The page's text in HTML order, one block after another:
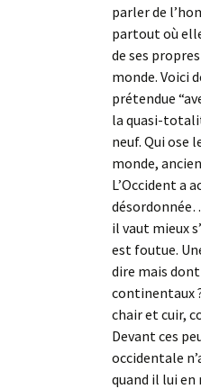
parler de
partout où
de ses
monde. Voici
prétendue
la quasi-
neuf. Qui ose
monde,
L’Occident a
il vaut mieux
est foutue.
dire mais dont
continentaux
chair et cuir,
Devant ces
occidentale
quand il lui en